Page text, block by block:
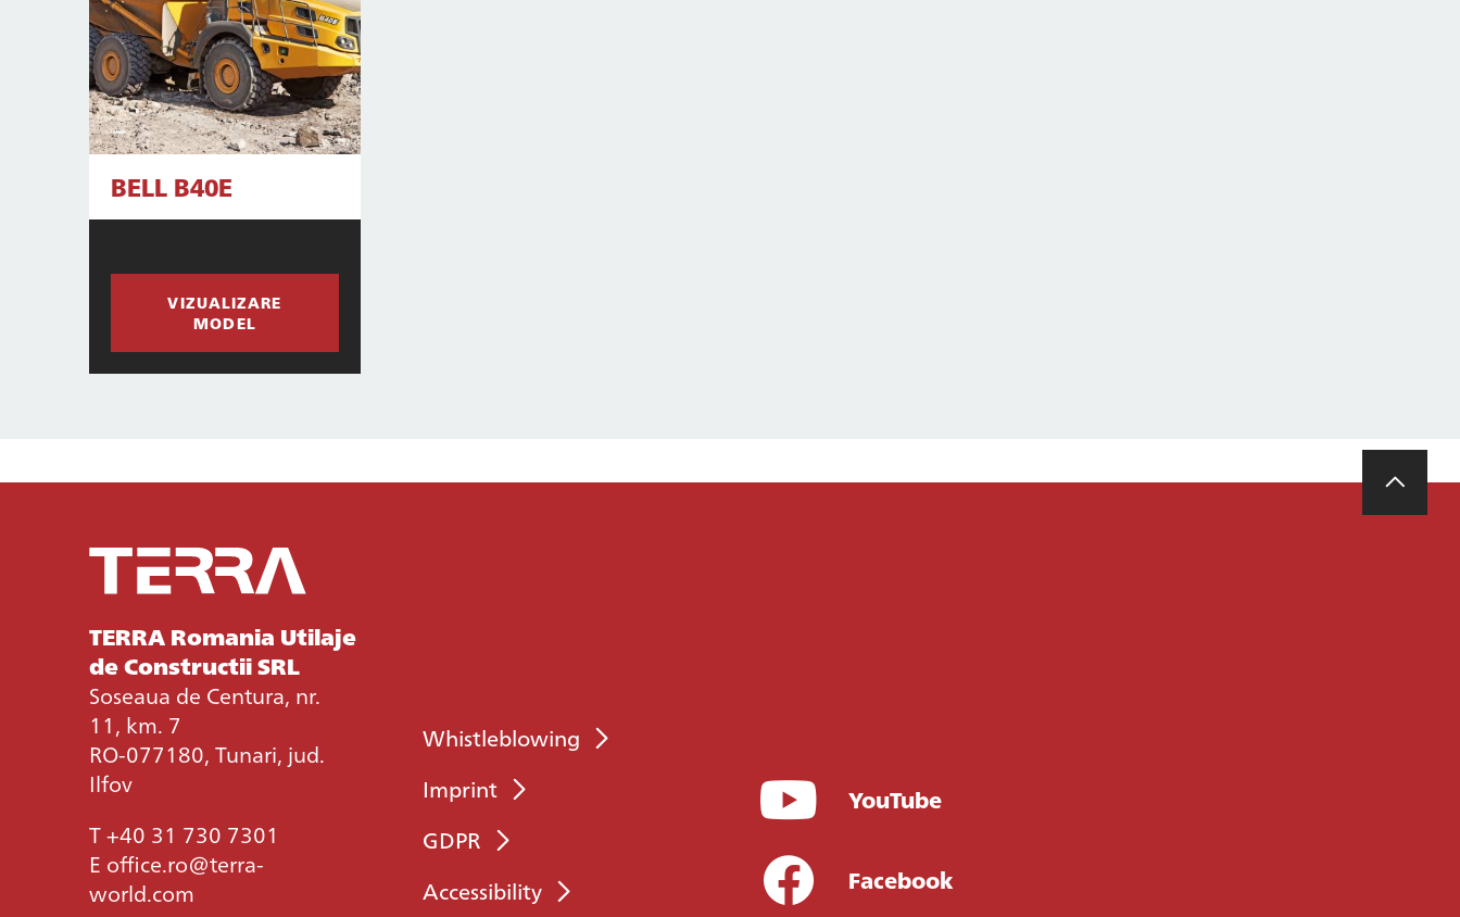
BELL B40E
VIZUALIZARE
MODEL
TERRA Romania Utilaje
de Constructii SRL
Soseaua de Centura, nr.
11, km. 7
RO-077180, Tunari, jud.
Ilfov
T+40 31 730 7301
E office.ro@terra-
world.com
Whistleblowing
Imprint
GDPR
Accessibility
YouTube
Facebook